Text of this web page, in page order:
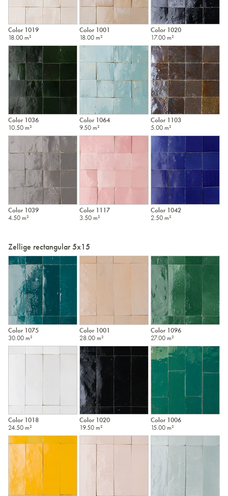
Color 1019
18.00 m²
Color 1001
18.00 m²
Color 1020
17.00 m²
Color 1036
10.50 m²
Color 1064
9.50 m²
Color 1103
5.00 m²
Color 1039
4.50 m²
Color 1117
3.50 m²
Color 1042
2.50 m²
Zellige rectangular 5x15
Color 1075
30.00 m²
Color 1001
28.00 m²
Color 1096
27.00 m²
Color 1018
24.50 m²
Color 1020
19.50 m²
Color 1006
15.00 m²